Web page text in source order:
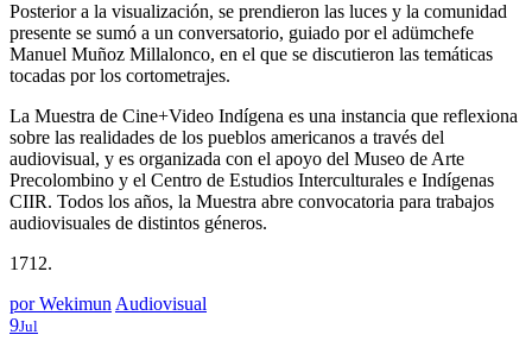
Posterior a la visualización, se prendieron las luces y la comunidad
presente se sumó a un conversatorio, guiado por el adümchefe
Manuel Muñoz Millalonco, en el que se discutieron las temáticas
tocadas por los cortometrajes.
La Muestra de Cine+Video Indígena es una instancia que reflexiona
sobre las realidades de los pueblos americanos a través del
audiovisual, y es organizada con el apoyo del Museo de Arte
Precolombino y el Centro de Estudios Interculturales e Indígenas
CIIR. Todos los años, la Muestra abre convocatoria para trabajos
audiovisuales de distintos géneros.
porWekimun Audiovisual
9Jul